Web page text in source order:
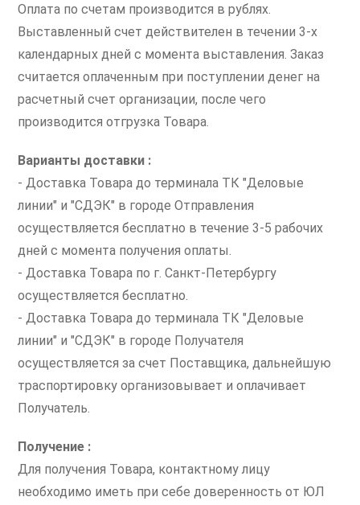
Оплата по счетам производится в рублях.
Выставленный счет действителен в течении 3-х
календарных дней с момента выставления. Заказ
считается оплаченным при поступлении денег на
расчетный счет организации, после чего
производится отгрузка Товара.
Варианты доставки :
- Доставка Товара до терминала ТК "Деловые
линии" и "СДЭК" в городе Отправления
осуществляется бесплатно в течение 3-5 рабочих
дней с момента получения оплаты.
- Доставка Товара по г. Санкт-Петербургу
осуществляется бесплатно.
- Доставка Товара до терминала ТК "Деловые
линии" и "СДЭК" в городе Получателя
осуществляется за счет Поставщика, дальнейшую
траспортировку организовывает и оплачивает
Получатель.
Получение :
Для получения Товара, контактному лицу
необходимо иметь при себе доверенность от ЮЛ